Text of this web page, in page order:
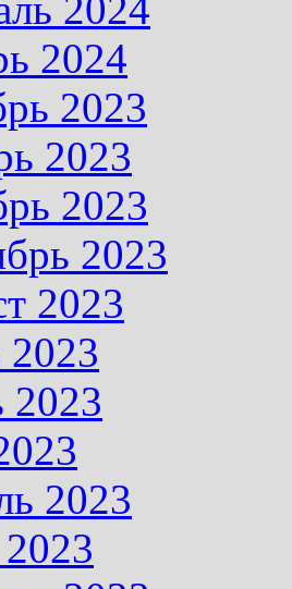
2024
2023
2023
2023
2023
2023
2023